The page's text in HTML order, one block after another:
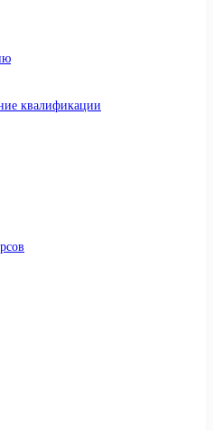
квалификации